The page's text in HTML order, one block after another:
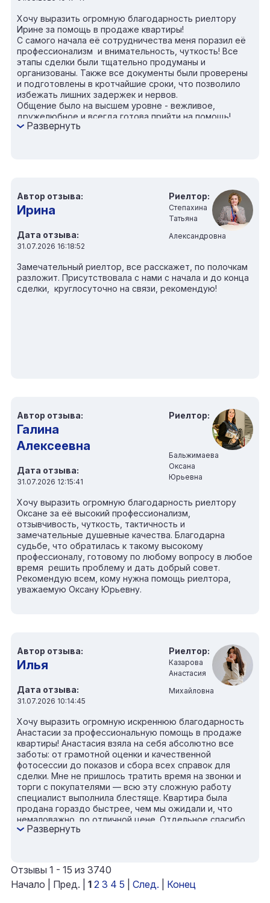
Хочу выразить огромную благодарность риелтору
Ирине за помощь в продаже квартиры!
С самого начала её сотрудничества меня поразил её
профессионализм и внимательность, чуткость! Все
этапы сделки были тщательно продуманы и
организованы. Также все документы были проверены
и подготовлены в кротчайшие сроки, что позволило
избежать лишних задержек и нервов.
Общение было на высшем уровне - вежливое,
дружелюбное и всегда готова прийти на помощь!
Рекомендуем риелтора Ирину ВСЕМ, КТО ИЩЕТ
Развернуть
Автор отзыва:
Ирина
Дата отзыва:
31.07.2026 16:18:52
Риелтор:
Степахина
Татьяна
Александровна
Замечательный риелтор, все расскажет, по полочкам
разложит. Присутствовала с нами с начала и до конца
сделки, круглосуточно на связи, рекомендую!
Автор отзыва:
Галина
Алексеевна
Дата отзыва:
31.07.2026 12:15:41
Риелтор:
Бальжимаева
Оксана
Юрьевна
Хочу выразить огромную благодарность риелтору
Оксане за её высокий профессионализм,
отзывчивость, чуткость, тактичность и
замечательные душевные качества. Благодарна
судьбе, что обратилась к такому высокому
профессионалу, готовому по любому вопросу в любое
время решить проблему и дать добрый совет.
Рекомендую всем, кому нужна помощь риелтора,
уважаемую Оксану Юрьевну.
Автор отзыва:
Илья
Дата отзыва:
31.07.2026 10:14:45
Риелтор:
Казарова
Анастасия
Михайловна
Хочу выразить огромную искреннюю благодарность
Анастасии за профессиональную помощь в продаже
квартиры! Анастасия взяла на себя абсолютно все
заботы: от грамотной оценки и качественной
фотосессии до показов и сбора всех справок для
сделки. Мне не пришлось тратить время на звонки и
торги с покупателями — всю эту сложную работу
специалист выполнила блестяще. Квартира была
продана гораздо быстрее, чем мы ожидали и, что
немаловажно, по отличной цене. Отдельное спасибо
за надёжную юридическую поддержку, тактичность,
Анастасию всем своим друзьям и знакомым. Это
прекрасный, обаятельный специалист и настоящий
Развернуть
Отзывы 1 - 15 из 3740
Начало | Пред. | 1 2 3 4 5 След. Конец